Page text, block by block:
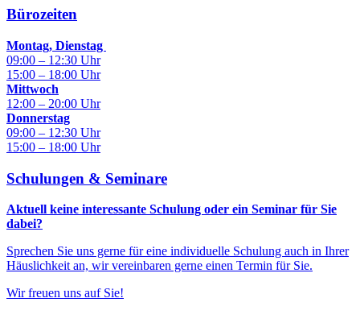
Bürozeiten
Montag, Dienstag
09:00 – 12:30 Uhr
15:00 – 18:00 Uhr
Mittwoch
12:00 – 20:00 Uhr
Donnerstag
09:00 – 12:30 Uhr
15:00 – 18:00 Uhr
Schulungen & Seminare
Aktuell keine interessante Schulung oder ein Seminar für Sie
dabei?
Sprechen Sie uns gerne für eine individuelle Schulung auch in Ihrer
Häuslichkeit an, wir vereinbaren gerne einen Termin für Sie.
Wir freuen uns auf Sie!